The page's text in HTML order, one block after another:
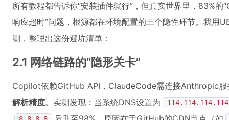
所有教程都告诉你“安装插件就行”，但真实世界里，83%
响应超时”问题，根源都在环境配置的三个隐性环节。我
测，整理出这份避坑清单：
2.1 网络链路的“隐形关卡”
Copilot依赖GitHub API，ClaudeCode需连接Anthropic服
解析精度。实测发现：当系统DNS设置为
114.114.114.114